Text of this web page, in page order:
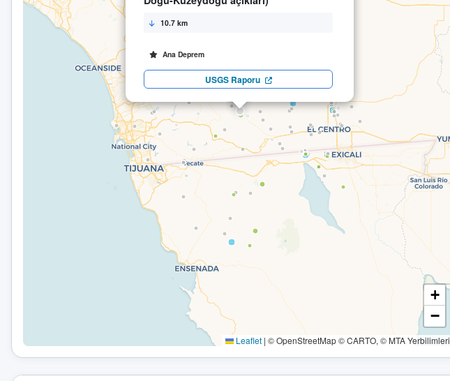
10.7 km
Ana Deprem
USGS Raporu
+
−
Leaflet | © OpenStreetMap © CARTO, © MTA Yerbilimleri